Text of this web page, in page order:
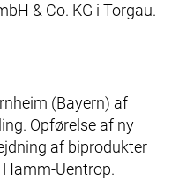
& Co. KG i Torgau.
(Bayern) af
Opførelse af ny
af biprodukter
Uentrop.